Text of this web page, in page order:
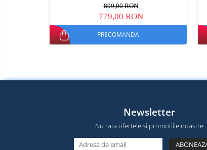
robot,
piese si
accesorii
Piese de schimb telefoane
899,00 RON
779,00 RON
PRECOMANDA
Newsletter
Nu rata ofertele si promotiile noastre